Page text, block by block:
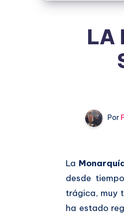
LA
Por
Compartir
Facebook
La
desde
trágica, muy
ha estado